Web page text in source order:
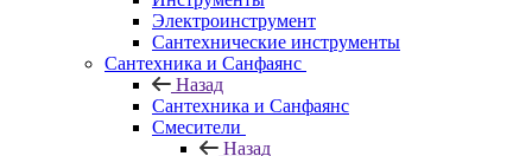
Электроинструмент
Сантехнические инструменты
Сантехника и Санфаянс
Назад
Сантехника и Санфаянс
Смесители
Назад